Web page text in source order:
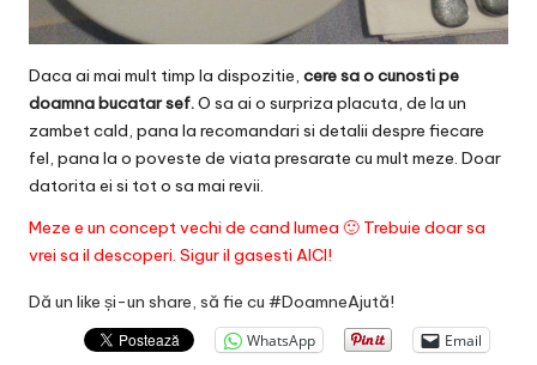
Daca ai mai mult timp la dispozitie, cere sa o cunosti pe
doamna bucatar sef.O sa ai o surpriza placuta, de la un
zambet cald, pana la recomandari si detalii despre fiecare
fel, pana la o poveste de viata presarate cu mult meze. Doar
datorita ei si tot o sa mai revii.
Meze e un concept vechi de cand lumea 🙂 Trebuie doar sa
vrei sa il descoperi. Sigur il gasesti AICI!
Dă un like și-un share, să fie cu #DoamneAjută!
WhatsApp Email